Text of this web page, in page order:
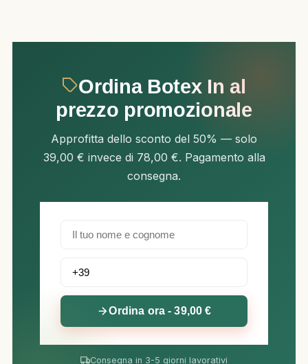
Ordina Botex In al
prezzo promozionale
Approfitta dello sconto del 50% — solo
39,00 € invece di 78,00 €. Pagamento alla
consegna.
Ordina ora - 39,00 €
Consegna in 3-5 giorni lavorativi